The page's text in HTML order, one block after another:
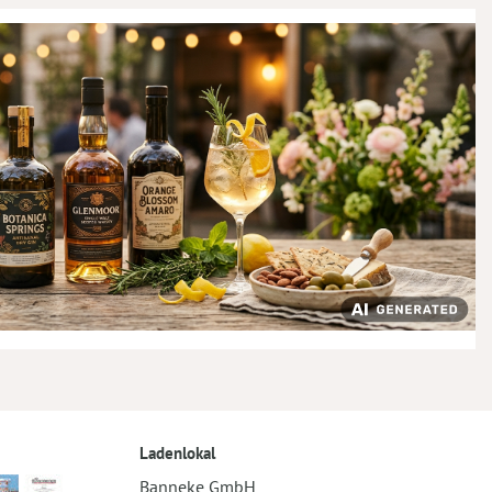
Ladenlokal
Banneke GmbH